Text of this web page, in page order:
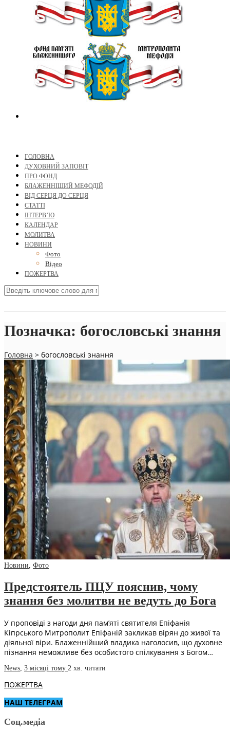
ГОЛОВНА
ДУХОВНИЙ ЗАПОВІТ
ПРО ФОНД
БЛАЖЕННІШИЙ МЕФОДІЙ
ВІД СЕРЦЯ ДО СЕРЦЯ
СТАТТІ
ІНТЕРВ’Ю
КАЛЕНДАР
МОЛИТВА
НОВИНИ
Фото
Відео
ПОЖЕРТВА
Позначка: богословські знання
Головна > богословські знання
Новини, Фото
Предстоятель ПЦУ пояснив, чому
знання без молитви не ведуть до Бога
У проповіді з нагоди дня пам’яті святителя Епіфанія
Кіпрського Митрополит Епіфаній закликав вірян до живої та
діяльної віри. Блаженнійший владика наголосив, що духовне
пізнання неможливе без особистого спілкування з Богом…
News, 3 місяці тому 2 хв. читати
ПОЖЕРТВА
НАШ ТЕЛЕГРАМ
Соц.медіа